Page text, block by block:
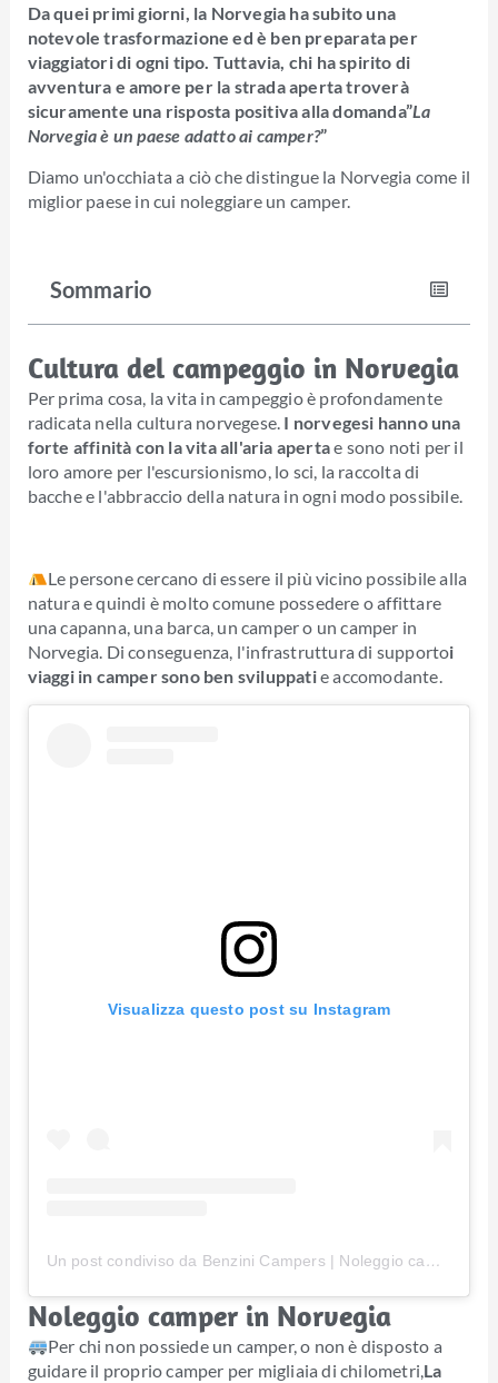
Da quei primi giorni, la Norvegia ha subito una
notevole trasformazione ed è ben preparata per
viaggiatori di ogni tipo. Tuttavia, chi ha spirito di
avventura e amore per la strada aperta troverà
sicuramente una risposta positiva alla domanda”La
Norvegia è un paese adatto ai camper?”
Diamo un'occhiata a ciò che distingue la Norvegia come il
miglior paese in cui noleggiare un camper.
Sommario
Cultura del campeggio in Norvegia
Per prima cosa, la vita in campeggio è profondamente
radicata nella cultura norvegese. I norvegesi hanno una
forte affinità con la vita all'aria apertae sono noti per il
loro amore per l'escursionismo, lo sci, la raccolta di
bacche e l'abbraccio della natura in ogni modo possibile.
Le persone cercano di essere il più vicino possibile alla
natura e quindi è molto comune possedere o affittare
una capanna, una barca, un camper o un camper in
Norvegia. Di conseguenza, l'infrastruttura di supportoi
viaggi in camper sono ben sviluppatie accomodante.
Visualizza questo post su Instagram
Un post condiviso da Benzini Campers | Noleggio camper Norvegia (@benzinicampers)
Noleggio camper in Norvegia
Per chi non possiede un camper, o non è disposto a
guidare il proprio camper per migliaia di chilometri,La